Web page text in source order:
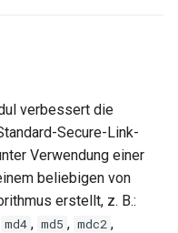
$is_wearable
$os_family
verbessert die
Secure-Link-
Verwendung einer
beliebigen von
erstellt, z. B.:
md4 , md5 , mdc2 ,